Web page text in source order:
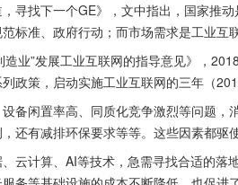
寻找下一个GE》，文中指出，国家推
标准、政府行动；而市场需求是工业互
业”发展工业互联网的指导意见》，
政策，启动实施工业互联网的三年（
备闲置率高、同质化竞争激烈等问题，
还有减排环保要求等等。这些因素都驱
云计算、AI等技术，急需寻找合适的落